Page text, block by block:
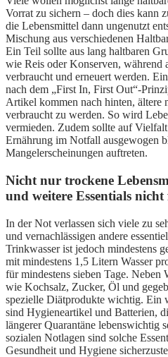
Vorrat zu sichern – doch dies kann
die Lebensmittel dann ungenutzt
Mischung aus verschiedenen
Ein Teil sollte aus lang haltbaren
wie Reis oder Konserven, während
verbraucht und erneuert werden.
nach dem „First In, First Out“-
Artikel kommen nach hinten, ältere
verbraucht zu werden. So wird
vermieden. Zudem sollte auf
Ernährung im Notfall ausgewogen
Mangelerscheinungen auftreten.
Nicht nur trockene
und weitere Essentials
In der Not verlassen sich viele zu
und vernachlässigen andere
Trinkwasser ist jedoch mindestens
mit mindestens 1,5 Litern Wasser
für mindestens sieben Tage. Neben
wie Kochsalz, Zucker, Öl und
spezielle Diätprodukte wichtig. Ein
sind Hygieneartikel und Batterien,
längerer Quarantäne lebenswichtig
sozialen Notlagen sind solche
Gesundheit und Hygiene